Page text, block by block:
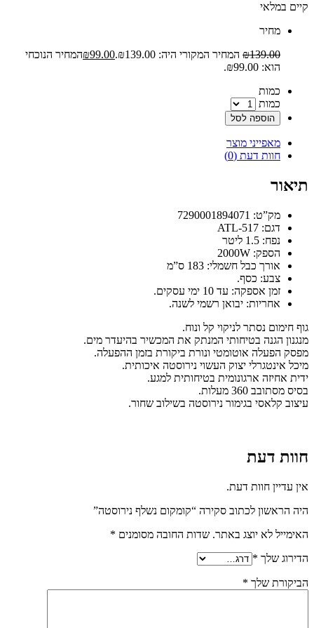
קיים במלאי
‫מחיר‬
₪139.00 המחיר המקורי היה: ₪139.00. ₪99.00
המחיר הנוכחי
הוא: ₪99.00.
‫כמות‬
כמות
הוספה לסל
מאפייני מוצר
חוות דעת (0)
תיאור
מק”ט: 7290001894071
דגם: ATL-517
נפח: 1.5 ליטר
הספק: 2000W
אורך כבל חשמלי: 183 ס”מ
צבע: כסף.
זמן אספקה: עד 10 ימי עסקים.
אחריות: יבואן רשמי לשנה.
גוף חימום נסתר לניקוי קל ונוח.
מנגנון הגנה בטיחותי המנתק את המכשיר בהיעדר מים.
מפסק הפעלה אוטומטי ונורת ביקורת בזמן ההפעלה.
מיכל אינטגרלי יצוק העשוי נירוסטה איכותית.
ידית אחיזה ארגונומית בטיחותית למגע.
בסיס מסתובב 360 מעלות.
עיצוב קלאסי בגימור נירוסטה בשילוב שחור.
חוות דעת
אין עדיין חוות דעת.
היה הראשון לכתוב סקירה “קומקום נשלף נירוסטה”
האימייל לא יוצג באתר. שדות החובה מסומנים *
הדירוג שלך *
הביקורת שלך *